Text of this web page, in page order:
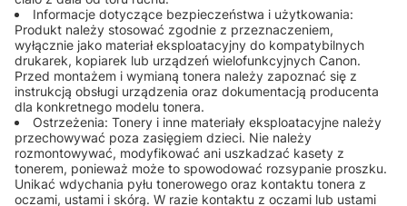
Informacje dotyczące bezpieczeństwa i użytkowania:
Produkt należy stosować zgodnie z przeznaczeniem,
wyłącznie jako materiał eksploatacyjny do kompatybilnych
drukarek, kopiarek lub urządzeń wielofunkcyjnych Canon.
Przed montażem i wymianą tonera należy zapoznać się z
instrukcją obsługi urządzenia oraz dokumentacją producenta
dla konkretnego modelu tonera.
Ostrzeżenia: Tonery i inne materiały eksploatacyjne należy
przechowywać poza zasięgiem dzieci. Nie należy
rozmontowywać, modyfikować ani uszkadzać kasety z
tonerem, ponieważ może to spowodować rozsypanie proszku.
Unikać wdychania pyłu tonerowego oraz kontaktu tonera z
oczami, ustami i skórą. W razie kontaktu z oczami lub ustami